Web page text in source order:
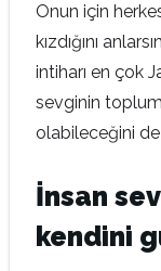
Onun için
kızdığını
intiharı en çok
sevginin
olabileceğini
İnsan
kendini